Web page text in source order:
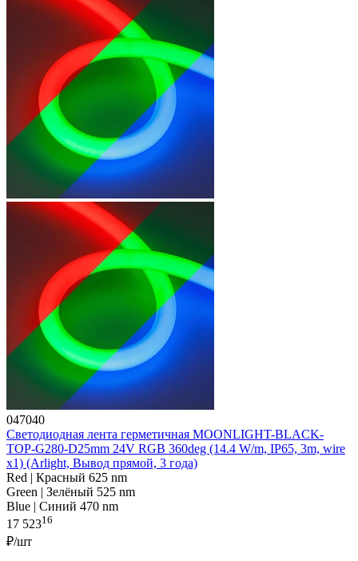
047040
Светодиодная лента герметичная MOONLIGHT-BLACK-
TOP-G280-D25mm 24V RGB 360deg (14.4 W/m, IP65, 3m, wire
x1) (Arlight, Вывод прямой, 3 года)
Red | Красный 625 nm
Green | Зелёный 525 nm
Blue | Синий 470 nm
17 52316
₽/шт